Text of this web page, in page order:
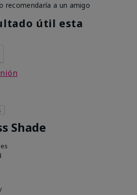
recomendaría a un amigo
útil esta
Shade